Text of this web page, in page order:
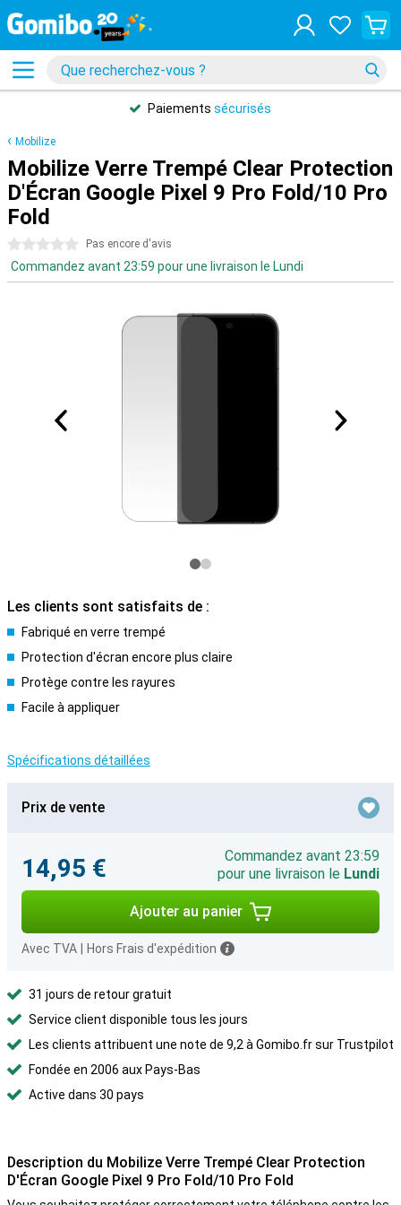
Paiements sécurisés
Mobilize
Mobilize Verre Trempé Clear Protection
D'Écran Google Pixel 9 Pro Fold/10 Pro
Fold
0 étoiles Pas encore d'avis
Commandez avant 23:59 pour une livraison le Lundi
Les clients sont satisfaits de :
Fabriqué en verre trempé
Protection d'écran encore plus claire
Protège contre les rayures
Facile à appliquer
Spécifications détaillées
Prix de vente
14,95 €
Commandez avant 23:59
pour une livraison le Lundi
Ajouter au panier
Avec TVA Hors Frais d'expédition
31 jours de retour gratuit
Service client disponible tous les jours
Les clients attribuent une note de 9,2 à Gomibo.fr sur Trustpilot
Fondée en 2006 aux Pays-Bas
Active dans 30 pays
Description du Mobilize Verre Trempé Clear Protection
D'Écran Google Pixel 9 Pro Fold/10 Pro Fold